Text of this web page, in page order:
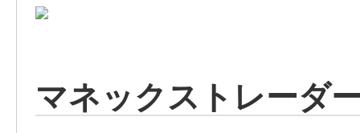
マネックストレーダ